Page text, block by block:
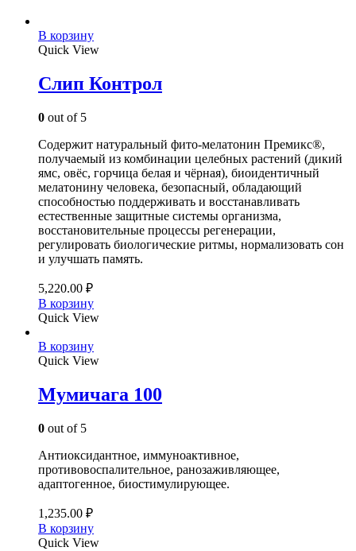
В корзину
Quick View
Слип Контрол
0 out of 5
Содержит натуральный фито-мелатонин Премикс®,
получаемый из комбинации целебных растений (дикий
ямс, овёс, горчица белая и чёрная), биоидентичный
мелатонину человека, безопасный, обладающий
способностью поддерживать и восстанавливать
естественные защитные системы организма,
восстановительные процессы регенерации,
регулировать биологические ритмы, нормализовать сон
и улучшать память.
5,220.00 ₽
В корзину
Quick View
В корзину
Quick View
Мумичага 100
0 out of 5
Антиоксидантное, иммуноактивное,
противовоспалительное, ранозаживляющее,
адаптогенное, биостимулирующее.
1,235.00 ₽
В корзину
Quick View